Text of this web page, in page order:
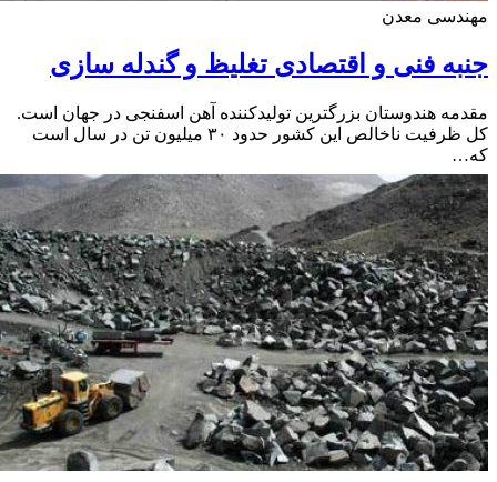
معدن
فنی و اقتصادی تغلیظ و گندله سازی
هندوستان بزرگترین تولیدکننده آهن اسفنجی در جهان است.
کل ظرفیت ناخالص این کشور حدود ۳۰ میلیون تن در سال است